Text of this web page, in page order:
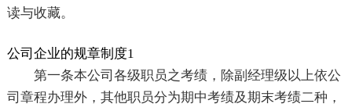
读与收藏。
公司企业的规章制度1
第一条本公司各级职员之考绩，除副经理级以上依公
司章程办理外，其他职员分为期中考绩及期末考绩二种，